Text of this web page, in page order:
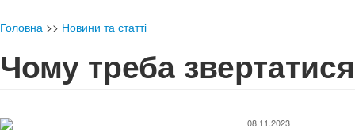
Головна >> Новини та статті
Чому треба
08.11.2023